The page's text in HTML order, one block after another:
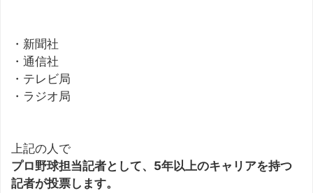
・新聞社
・通信社
・テレビ局
・ラジオ局
上記の人で
プロ野球担当記者として、5年以上のキャリアを持つ
記者が投票します。